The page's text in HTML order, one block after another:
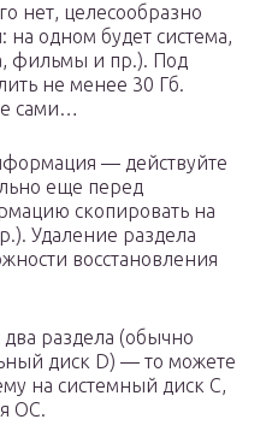
нет, целесообразно
на одном будет система,
фильмы и пр.). Под
не менее 30 Гб.
сами…
— действуйте
еще перед
скопировать на
Удаление раздела
восстановления
раздела (обычно
диск D) — то можете
на системный диск C,
ОС.